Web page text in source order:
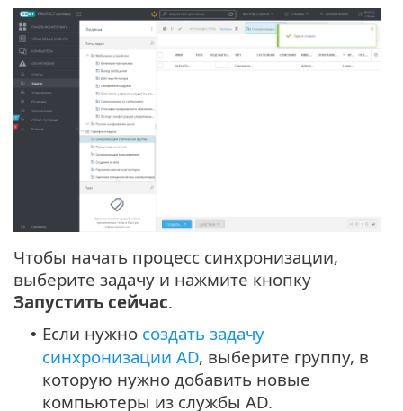
Чтобы начать процесс синхронизации,
выберите задачу и нажмите кнопку
Запустить сейчас.
• Если нужно создать задачу
синхронизации AD, выберите группу, в
которую нужно добавить новые
компьютеры из службы AD.